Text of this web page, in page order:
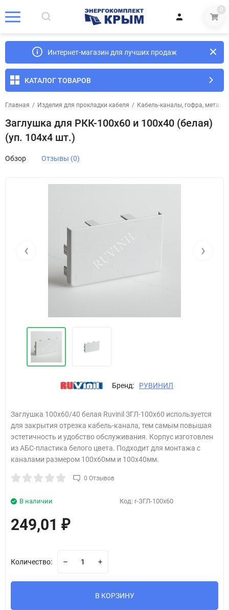
0
Интернет-магазин для лучших продаж
КАТАЛОГ ТОВАРОВ
Главная / Изделия для прокладки кабеля / Кабель-каналы, гофра,
Заглушка для РКК-100х60 и 100х40 (белая)
(уп. 104х4 шт.)
Обзор Отзывы (0)
‹ ›
Бренд: РУВИНИЛ
Заглушка 100х60/40 белая Ruvinil ЗГЛ-100х60 используется
для закрытия отрезка кабель-канала, тем самым повышая
эстетичность и удобство обслуживания. Корпус изготовлен
из АБС-пластика белого цвета. Подходит для монтажа с
каналами размером 100х60мм и 100х40мм.
0 Отзывов
Код: r-ЗГЛ-100х60
В наличии
249,01 ₽
Количество:
В КОРЗИНУ